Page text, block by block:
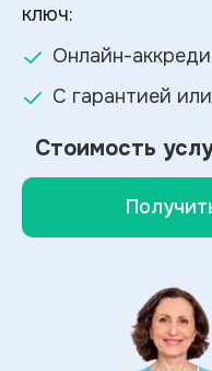
ключ:
Онлайн-
С гарантией
Стоимость